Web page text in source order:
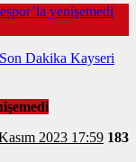
yenişemedi
Dakika Kayseri
28 Kasım 2023 17:59 183